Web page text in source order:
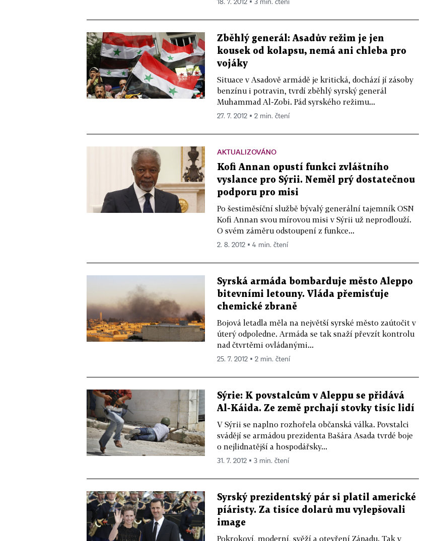
18. 7. 2012 ▪ 3 min. čtení
Zběhlý generál: Asadův režim je jen
kousek od kolapsu, nemá ani chleba pro
vojáky
Situace v Asadově armádě je kritická, dochází jí zásoby
benzínu i potravin, tvrdí zběhlý syrský generál
Muhammad Al-Zobi. Pád syrského režimu...
27. 7. 2012 ▪ 2 min. čtení
AKTUALIZOVÁNO
Kofi Annan opustí funkci zvláštního
vyslance pro Sýrii. Neměl prý dostatečnou
podporu pro misi
Po šestiměsíční službě bývalý generální tajemník OSN
Kofi Annan svou mírovou misi v Sýrii už neprodlouží.
O svém záměru odstoupení z funkce...
2. 8. 2012 ▪ 4 min. čtení
Syrská armáda bombarduje město Aleppo
bitevními letouny. Vláda přemisťuje
chemické zbraně
Bojová letadla měla na největší syrské město zaútočit v
úterý odpoledne. Armáda se tak snaží převzít kontrolu
nad čtvrtěmi ovládanými...
25. 7. 2012 ▪ 2 min. čtení
Sýrie: K povstalcům v Aleppu se přidává
Al-Káida. Ze země prchají stovky tisíc lidí
V Sýrii se naplno rozhořela občanská válka. Povstalci
svádějí se armádou prezidenta Bašára Asada tvrdé boje
o nejlidnatější a hospodářsky...
31. 7. 2012 ▪ 3 min. čtení
Syrský prezidentský pár si platil americké
píáristy. Za tisíce dolarů mu vylepšovali
image
Pokrokoví, moderní, svěží a otevření Západu. Tak v